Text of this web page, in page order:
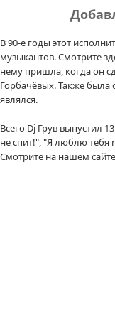
В 90-е годы этот
музыкантов. Смотрите
нему пришла, когда он
Горбачёвых. Также
являлся.
Всего Dj Грув выпустил
не спит!", "Я люблю тебя
Смотрите на нашем